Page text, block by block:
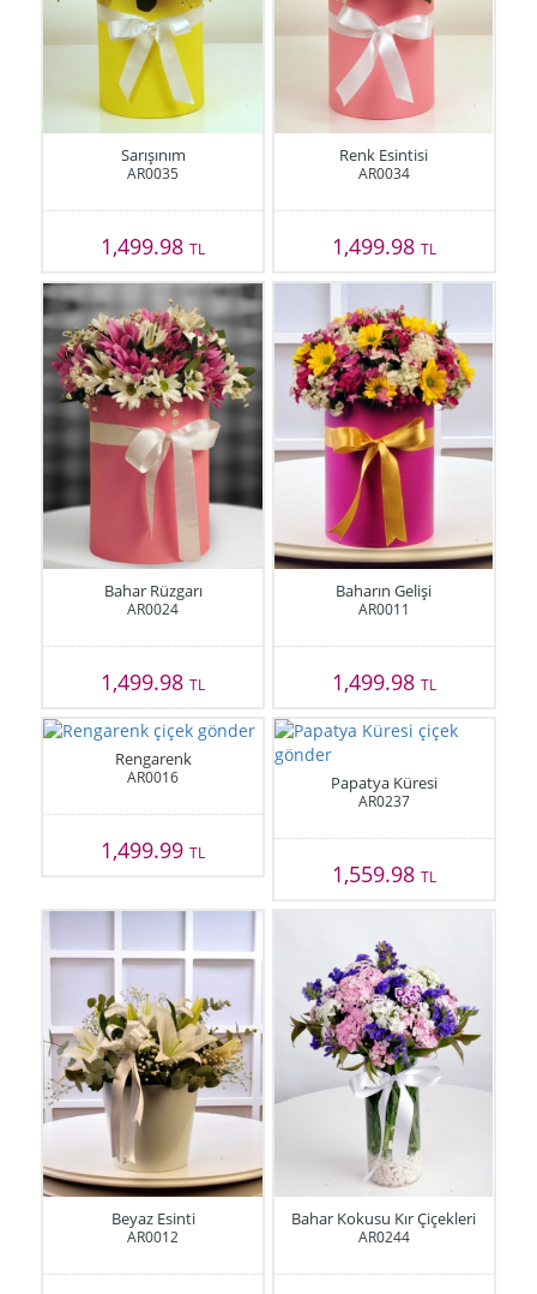
Sarışınım
AR0035
1,499.98TL
Renk Esintisi
AR0034
1,499.98 TL
Bahar Rüzgarı
AR0024
1,499.98TL
Baharın Gelişi
AR0011
1,499.98 TL
Rengarenk
AR0016
1,499.99TL
Papatya Küresi
AR0237
1,559.98 TL
Beyaz Esinti
AR0012
Bahar Kokusu Kır Çiçekleri
AR0244